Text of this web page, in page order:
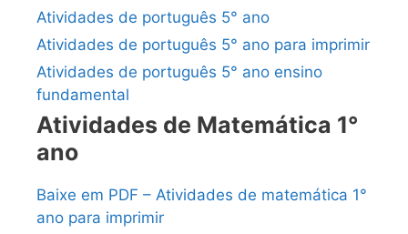
Atividades de português 5° ano
Atividades de português 5° ano para imprimir
Atividades de português 5° ano ensino
fundamental
Atividades de Matemática 1°
ano
Baixe em PDF – Atividades de matemática 1°
ano para imprimir